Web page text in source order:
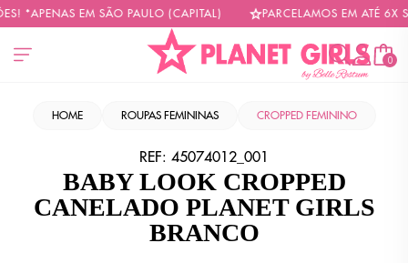
*APENAS EM SÃO PAULO (CAPITAL) PARCELAMOS EM ATÉ 6X
0
HOME ROUPAS FEMININAS CROPPED FEMININO
REF: 45074012_001
BABY LOOK CROPPED
CANELADO PLANET GIRLS
BRANCO